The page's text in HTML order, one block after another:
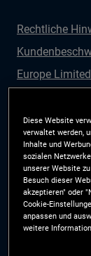
Rechtliche
Europe
Investment
Disclosures
Limited DC
PAI
Cookie-
Die Informationen
Diese Website
verwaltet werden,
Inhalte und
sozialen
unserer Website
Besuch dieser
akzeptieren" oder
Cookie-
anpassen und
weitere